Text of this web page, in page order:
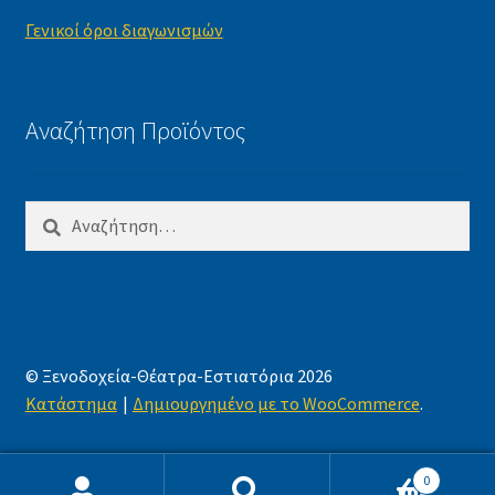
Γενικοί όροι διαγωνισμών
Αναζήτηση Προϊόντος
για:
© Ξενοδοχεία-Θέατρα-Εστιατόρια 2026
Κατάστημα
Δημιουργημένο με το WooCommerce.
0